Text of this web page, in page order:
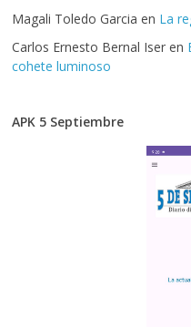
Magali Toledo Garcia en La
Carlos Ernesto Bernal Iser en
cohete luminoso
APK 5 Septiembre